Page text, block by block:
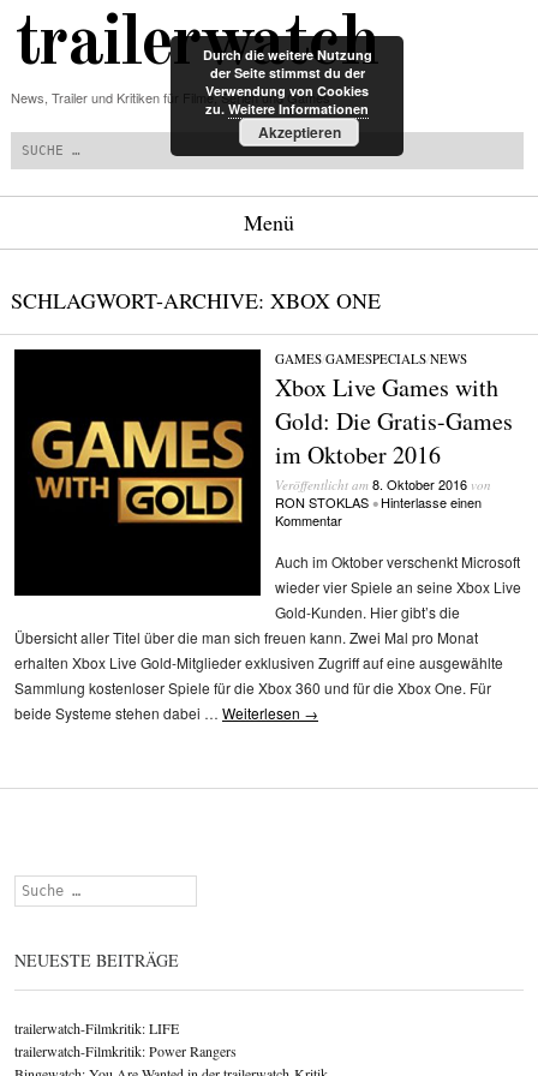
trailerwatch
News, Trailer und Kritiken für Filme, Serien und Games
Menü
SCHLAGWORT-ARCHIVE: XBOX ONE
GAMES/GAMESPECIALS/NEWS
Xbox Live Games with
Gold: Die Gratis-Games
im Oktober 2016
Veröffentlicht am 8. Oktober 2016von
RON STOKLAS • Hinterlasse einen
Kommentar
Auch im Oktober verschenkt Microsoft
wieder vier Spiele an seine Xbox Live
Gold-Kunden. Hier gibt’s die
Übersicht aller Titel über die man sich freuen kann. Zwei Mal pro Monat
erhalten Xbox Live Gold-Mitglieder exklusiven Zugriff auf eine ausgewählte
Sammlung kostenloser Spiele für die Xbox 360 und für die Xbox One. Für
beide Systeme stehen dabei … Weiterlesen →
Suchen
NEUESTE BEITRÄGE
trailerwatch-Filmkritik: LIFE
trailerwatch-Filmkritik: Power Rangers
Durch die weitere Nutzung
der Seite stimmst du der
Verwendung von Cookies
zu. Weitere Informationen
Akzeptieren